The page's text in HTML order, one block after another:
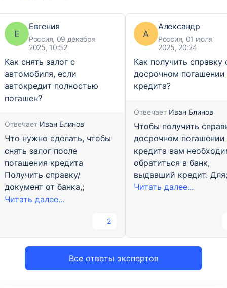
Все ответы экспертов
Е
Евгения
Россия, 09 декабря
2025, 10:52
Как снять залог с
автомобиля, если
автокредит полностью
погашен?
Отвечает Иван Блинов
Что нужно сделать, чтобы
снять залог после
погашения кредита
Получить справку/
документ от банка,;
Читать далее...
2
А
Александр
Россия, 01 июля
2025, 20:24
Как получить справку
досрочном погашении
кредита?
Отвечает Иван Блинов
Чтобы получить
досрочном погашении
кредита вам
обратиться в банк,
выдавший кредит. Для;
Читать далее...